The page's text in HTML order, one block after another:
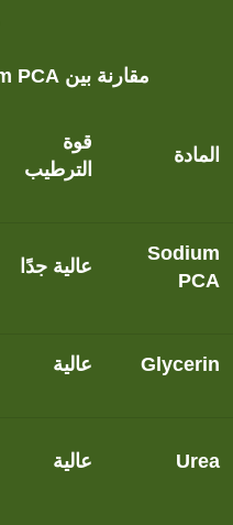
مقارنة بين
المادة
قوة
الترطيب
Sodium
PCA
عالية جدًا
Glycerin عالية
Urea عالية